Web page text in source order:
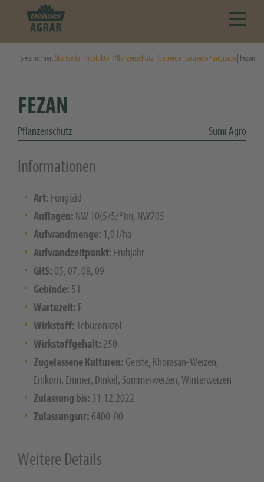
Sie sind hier:Startseite Produkte Pflanzenschutz Getreide Getreide Fungizide | Fezan
FEZAN
Pflanzenschutz Sumi Agro
Informationen
Art: Fungizid
Auflagen: NW 10(5/5/*)m, NW705
Aufwandmenge: 1,0 l/ha
Aufwandzeitpunkt: Frühjahr
GHS: 05, 07, 08, 09
Gebinde: 5 l
Wartezeit: F
Wirkstoff:Tebuconazol
Wirkstoffgehalt: 250
Zugelassene Kulturen: Gerste, Khorasan-Weizen,
Einkorn, Emmer, Dinkel, Sommerweizen, Winterweizen
Zulassung bis: 31.12.2022
Zulassungsnr: 6400-00
Weitere Details